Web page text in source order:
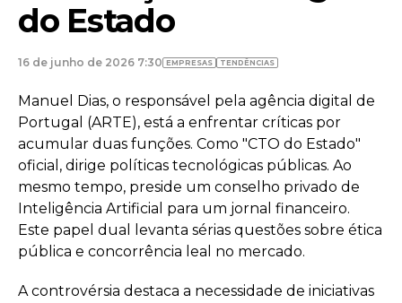
do Estado
16 de junho de 2026 7:30 EMPRESAS TENDÊNCIAS
Manuel Dias, o responsável pela agência digital de
Portugal (ARTE), está a enfrentar críticas por
acumular duas funções. Como "CTO do Estado"
oficial, dirige políticas tecnológicas públicas. Ao
mesmo tempo, preside um conselho privado de
Inteligência Artificial para um jornal financeiro.
Este papel dual levanta sérias questões sobre ética
pública e concorrência leal no mercado.
A controvérsia destaca a necessidade de iniciativas